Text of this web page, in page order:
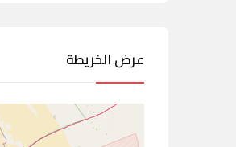
عرض الخريطة